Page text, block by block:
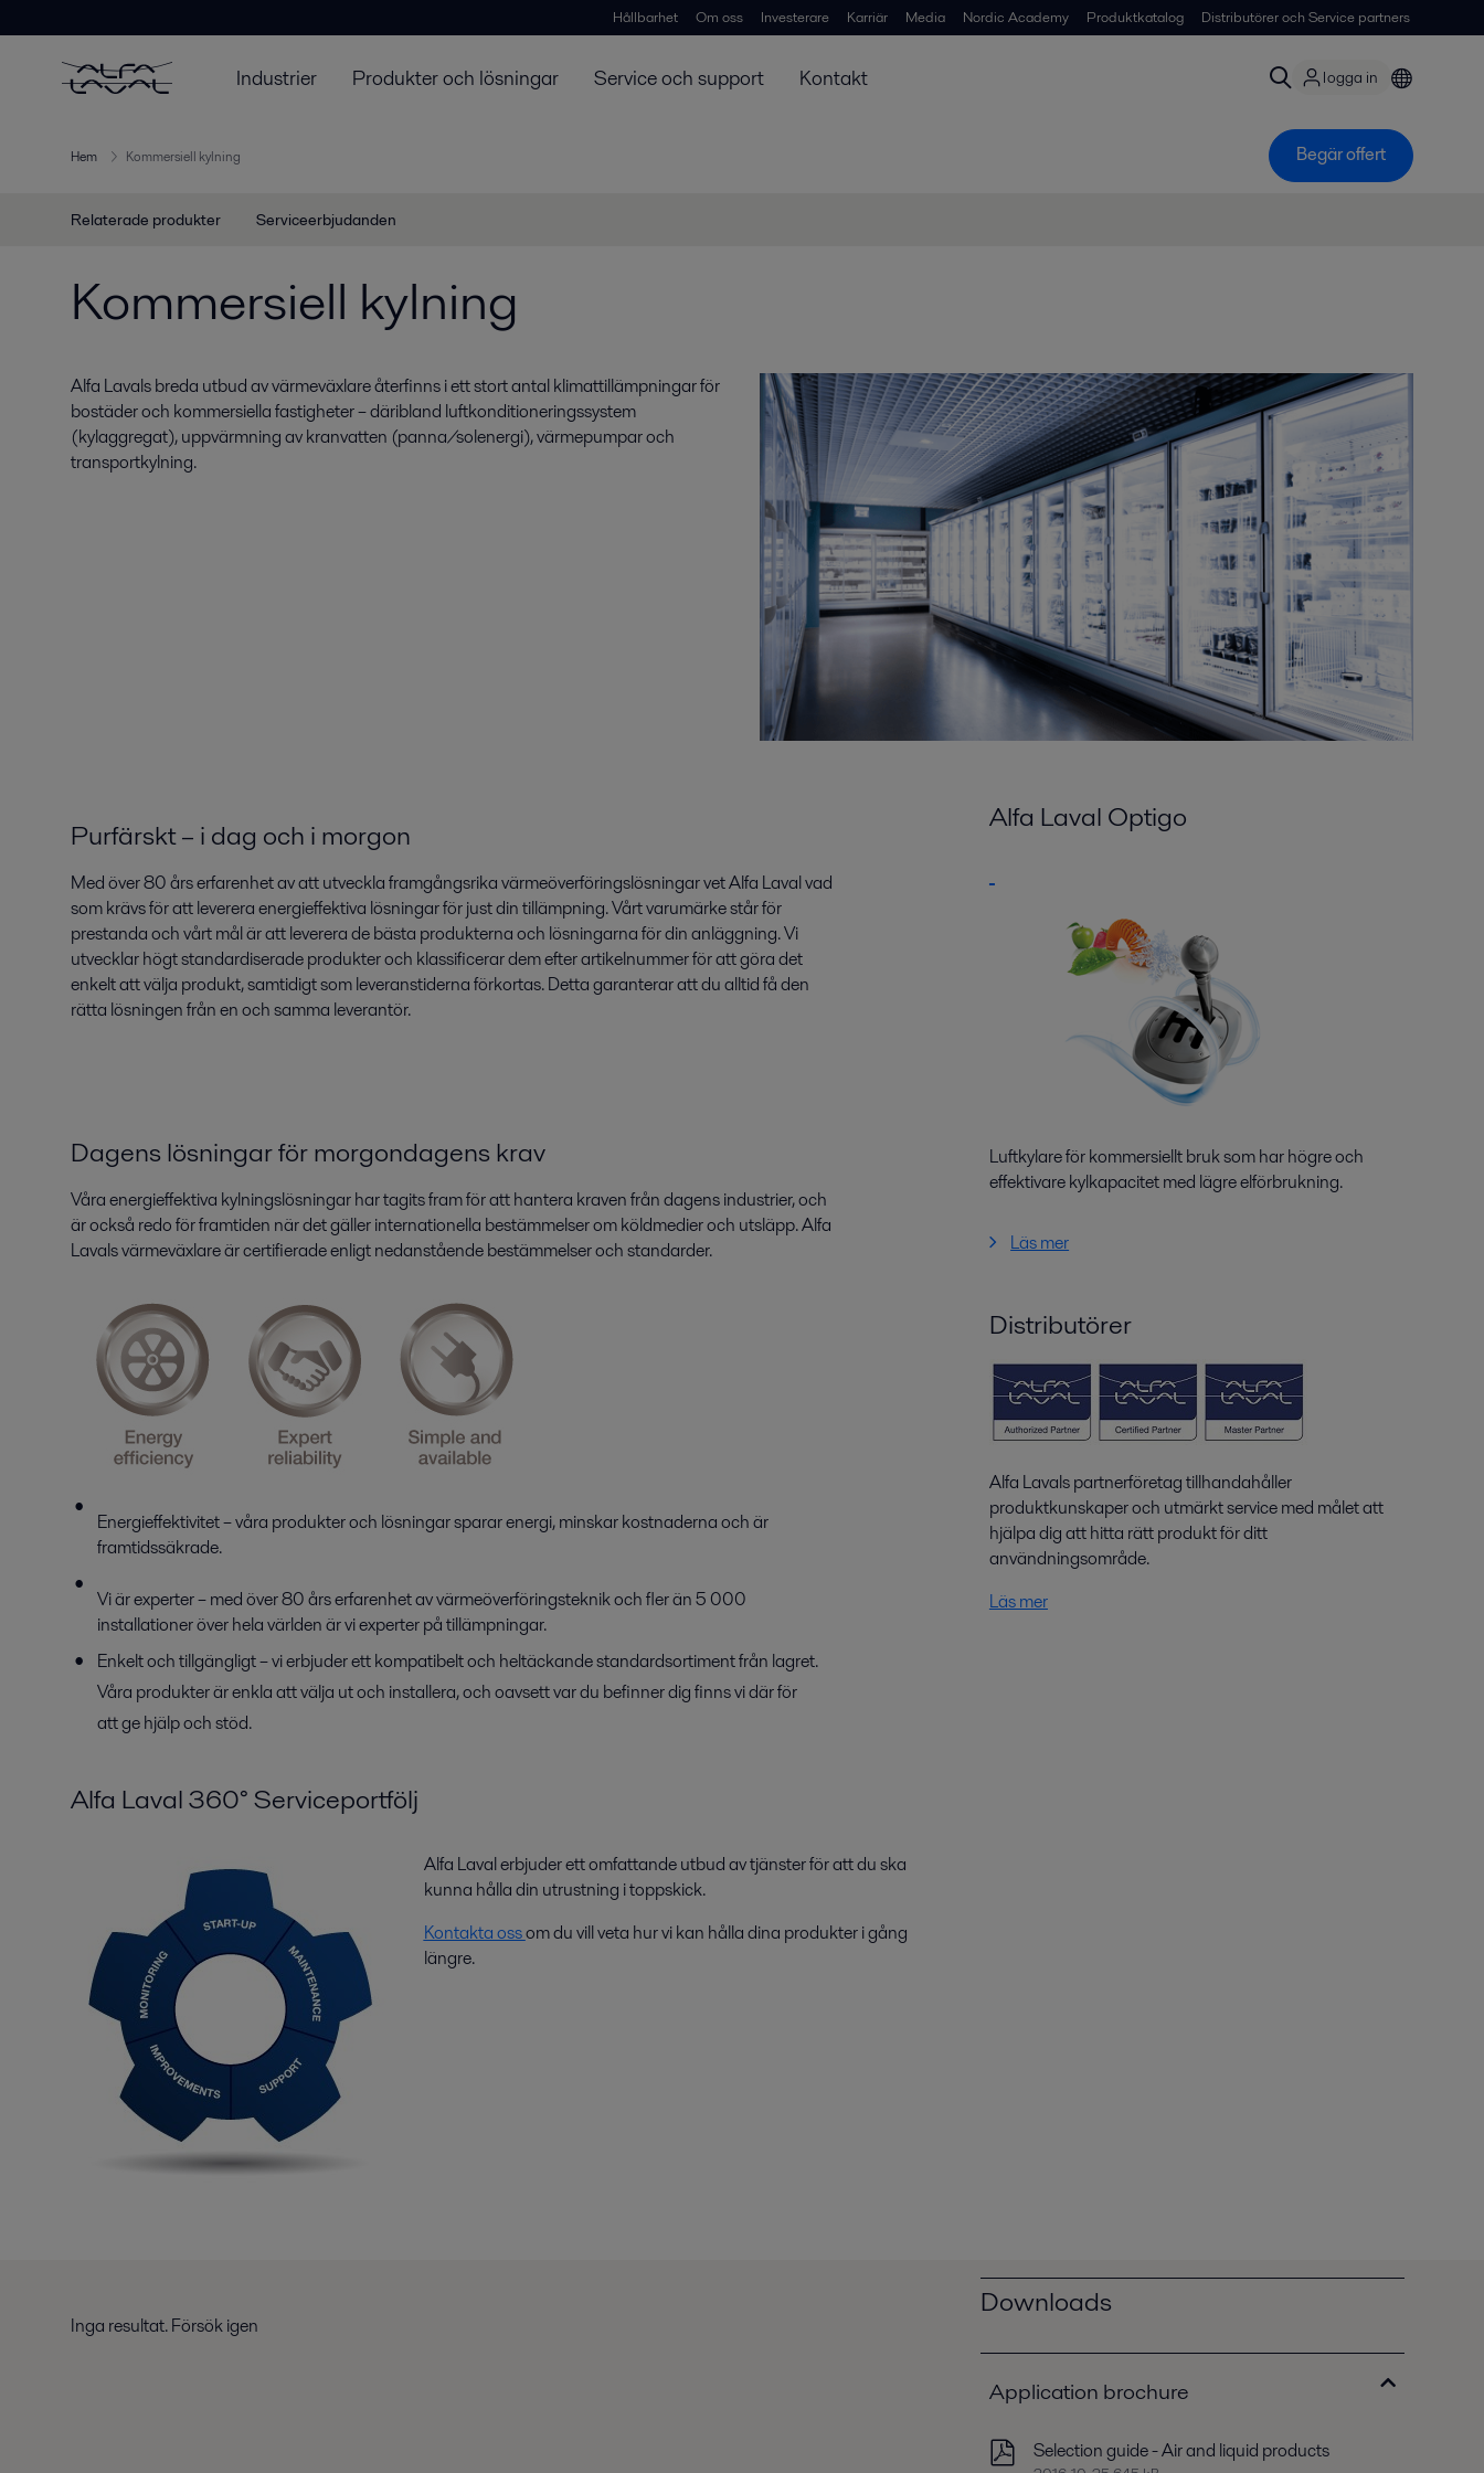
Hållbarhet Om oss Investerare Karriär Media Nordic Academy Produktkatalog Distributörer och Service partners
Industrier Produkter och lösningar Service och support Kontakt logga in
Hem Kommersiell kylning Begär offert
Relaterade produkter Serviceerbjudanden
Kommersiell kylning
Alfa Lavals breda utbud av värmeväxlare återfinns i ett stort antal klimattillämpningar för
bostäder och kommersiella fastigheter – däribland luftkonditioneringssystem
(kylaggregat), uppvärmning av kranvatten (panna/solenergi), värmepumpar och
transportkylning.
Purfärskt – i dag och i morgon
Med över 80 års erfarenhet av att utveckla framgångsrika värmeöverföringslösningar vet Alfa Laval vad
som krävs för att leverera energieffektiva lösningar för just din tillämpning. Vårt varumärke står för
prestanda och vårt mål är att leverera de bästa produkterna och lösningarna för din anläggning. Vi
utvecklar högt standardiserade produkter och klassificerar dem efter artikelnummer för att göra det
enkelt att välja produkt, samtidigt som leveranstiderna förkortas. Detta garanterar att du alltid få den
rätta lösningen från en och samma leverantör.
Dagens lösningar för morgondagens krav
Våra energieffektiva kylningslösningar har tagits fram för att hantera kraven från dagens industrier, och
är också redo för framtiden när det gäller internationella bestämmelser om köldmedier och utsläpp. Alfa
Lavals värmeväxlare är certifierade enligt nedanstående bestämmelser och standarder.
Energieffektivitet – våra produkter och lösningar sparar energi, minskar kostnaderna och är
framtidssäkrade.
Vi är experter – med över 80 års erfarenhet av värmeöverföringsteknik och fler än 5 000
installationer över hela världen är vi experter på tillämpningar.
Enkelt och tillgängligt – vi erbjuder ett kompatibelt och heltäckande standardsortiment från lagret.
Våra produkter är enkla att välja ut och installera, och oavsett var du befinner dig finns vi där för
att ge hjälp och stöd.
Alfa Laval Optigo
Luftkylare för kommersiellt bruk som har högre och
effektivare kylkapacitet med lägre elförbrukning.
Läs mer
Distributörer
Alfa Lavals partnerföretag tillhandahåller
produktkunskaper och utmärkt service med målet att
hjälpa dig att hitta rätt produkt för ditt
användningsområde.
Läs mer
Alfa Laval 360° Serviceportfölj
Alfa Laval erbjuder ett omfattande utbud av tjänster för att du ska
kunna hålla din utrustning i toppskick.
Kontakta ossom du vill veta hur vi kan hålla dina produkter i gång
längre.
Inga resultat. Försök igen
Downloads
Application brochure
Selection guide - Air and liquid products